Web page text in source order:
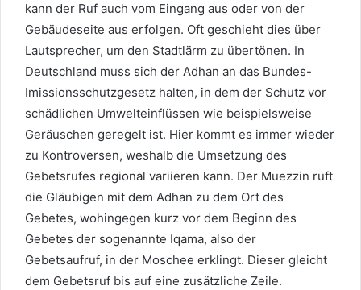
kann der Ruf auch vom Eingang aus oder von der
Gebäudeseite aus erfolgen. Oft geschieht dies über
Lautsprecher, um den Stadtlärm zu übertönen. In
Deutschland muss sich der Adhan an das Bundes-
Imissionsschutzgesetz halten, in dem der Schutz vor
schädlichen Umwelteinflüssen wie beispielsweise
Geräuschen geregelt ist. Hier kommt es immer wieder
zu Kontroversen, weshalb die Umsetzung des
Gebetsrufes regional variieren kann. Der Muezzin ruft
die Gläubigen mit dem Adhan zu dem Ort des
Gebetes, wohingegen kurz vor dem Beginn des
Gebetes der sogenannte Iqama, also der
Gebetsaufruf, in der Moschee erklingt. Dieser gleicht
dem Gebetsruf bis auf eine zusätzliche Zeile.